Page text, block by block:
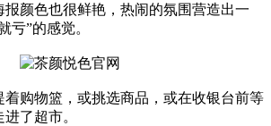
颜色也很鲜艳，热闹的氛围营造出一
亏”的感觉。
购物篮，或挑选商品，或在收银台前等
了超市。